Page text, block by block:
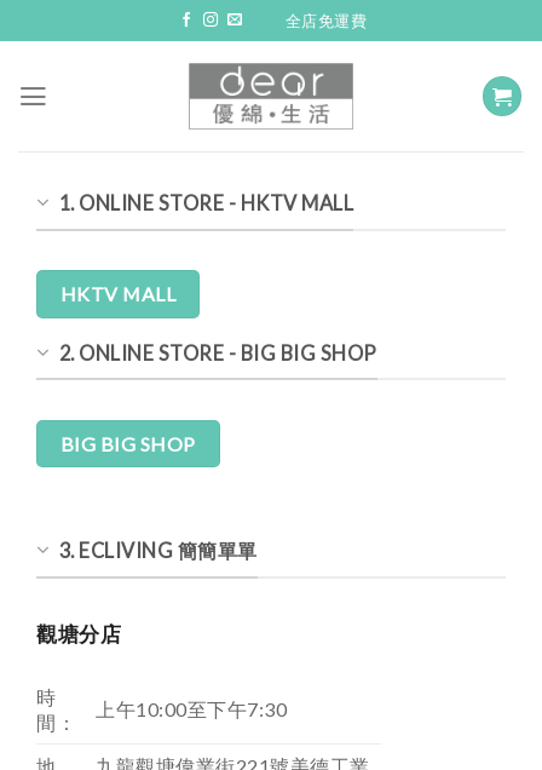
to
全店免運費
1. ONLINE STORE - HKTV MALL
HKTV MALL
2. ONLINE STORE - BIG BIG SHOP
BIG BIG SHOP
3. ECLIVING 簡簡單單
觀塘分店
時
間：
上午10:00至下午7:30